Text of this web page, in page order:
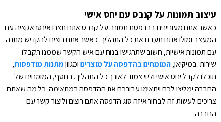
עיצוב תמונות על קנבס עם יחס אישי
כאשר אתם מעוניינים בהדפסת תמונה על קנבס אתם תצרו אינטראקציה עם
המעצב ומולו אתם תעברו את כל התהליך. כאשר אתם רוצים להקדיש מתנה
עם תמונות אישיות, חשוב שתרגישו בנוח עם איש הקשר שממנו תקבלו
שירות. במיקיאן,המומחים בהדפסה על מוצריםומגווןמתנות מודפסות,
תוכלו לקבל יחס אישי וליווי צמוד לאורך כל התהליך. בנוסף, המומחים של
החברה ימליצו לכם ויתאימו עבורכם את ההדפסה המתאימה. כל מה שאתם
צריכים לעשות זה לבחור איזה סוג הדפסה אתם רוצים וליצור קשר עם
החברה.